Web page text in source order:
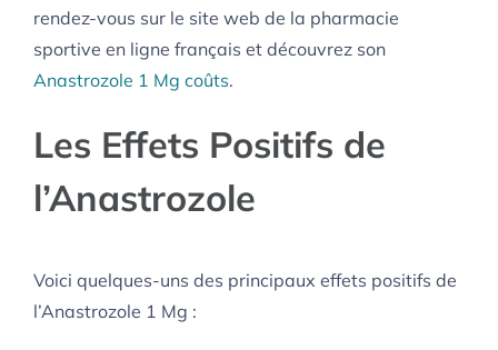
rendez-vous sur le site web de la pharmacie
sportive en ligne français et découvrez son
Anastrozole 1 Mg coûts.
Les Effets Positifs de
l’Anastrozole
Voici quelques-uns des principaux effets positifs de
l’Anastrozole 1 Mg :